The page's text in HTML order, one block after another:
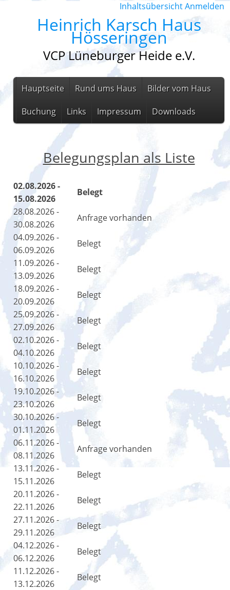
InhaltsübersichtAnmelden
Heinrich Karsch Haus
Hösseringen
VCP Lüneburger Heide e.V.
Hauptseite Rund ums Haus Bilder vom Haus
Buchung Links Impressum Downloads
Belegungsplan als Liste
02.08.2026 -
15.08.2026
Belegt
28.08.2026 -
30.08.2026
Anfrage vorhanden
04.09.2026 -
06.09.2026
Belegt
11.09.2026 -
13.09.2026
Belegt
18.09.2026 -
20.09.2026
Belegt
25.09.2026 -
27.09.2026
Belegt
02.10.2026 -
04.10.2026
Belegt
10.10.2026 -
16.10.2026
Belegt
19.10.2026 -
23.10.2026
Belegt
30.10.2026 -
01.11.2026
Belegt
06.11.2026 -
08.11.2026
Anfrage vorhanden
13.11.2026 -
15.11.2026
Belegt
20.11.2026 -
22.11.2026
Belegt
27.11.2026 -
29.11.2026
Belegt
04.12.2026 -
06.12.2026
Belegt
11.12.2026 -
13.12.2026
Belegt